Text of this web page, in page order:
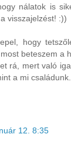
nálatok is
visszajelzést! :))
hogy
beteszem a
rá, mert való
a mi
12. 8:35